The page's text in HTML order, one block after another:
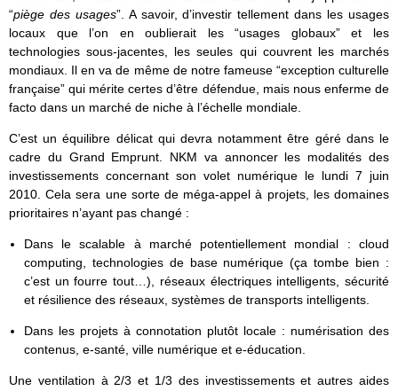
“piège des usages”. A savoir, d’investir tellement dans les usages
locaux que l’on en oublierait les “usages globaux” et les
technologies sous-jacentes, les seules qui couvrent les marchés
mondiaux. Il en va de même de notre fameuse “exception culturelle
française” qui mérite certes d’être défendue, mais nous enferme de
facto dans un marché de niche à l’échelle mondiale.
C’est un équilibre délicat qui devra notamment être géré dans le
cadre du Grand Emprunt. NKM va annoncer les modalités des
investissements concernant son volet numérique le lundi 7 juin
2010. Cela sera une sorte de méga-appel à projets, les domaines
prioritaires n’ayant pas changé :
Dans le scalable à marché potentiellement mondial : cloud
computing, technologies de base numérique (ça tombe bien :
c’est un fourre tout…), réseaux électriques intelligents, sécurité
et résilience des réseaux, systèmes de transports intelligents.
Dans les projets à connotation plutôt locale : numérisation des
contenus, e-santé, ville numérique et e-éducation.
Une ventilation à 2/3 et 1/3 des investissements et autres aides